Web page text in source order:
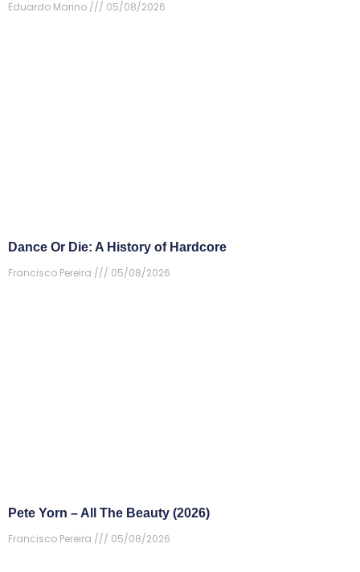
Eduardo Marino 05/08/2026
Dance Or Die: A History of Hardcore
Francisco Pereira
05/08/2026
Pete Yorn – All The Beauty (2026)
Francisco Pereira
05/08/2026